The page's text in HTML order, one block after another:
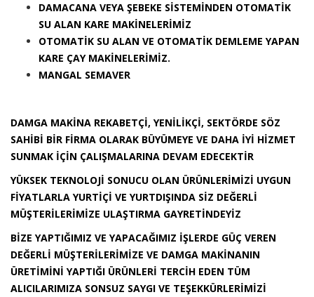
DAMACANA VEYA ŞEBEKE SİSTEMİNDEN OTOMATİK
SU ALAN KARE MAKİNELERİMİZ
OTOMATİK SU ALAN VE OTOMATİK DEMLEME YAPAN
KARE ÇAY MAKİNELERİMİZ.
MANGAL SEMAVER
DAMGA MAKİNA REKABETÇİ, YENİLİKÇİ, SEKTÖRDE SÖZ
SAHİBİ BİR FİRMA OLARAK BÜYÜMEYE VE DAHA İYİ HİZMET
SUNMAK İÇİN ÇALIŞMALARINA DEVAM EDECEKTİR
YÜKSEK TEKNOLOJİ SONUCU OLAN ÜRÜNLERİMİZİ UYGUN
FİYATLARLA YURTİÇİ VE YURTDIŞINDA SİZ DEĞERLİ
MÜŞTERİLERİMİZE ULAŞTIRMA GAYRETİNDEYİZ
BİZE YAPTIĞIMIZ VE YAPACAĞIMIZ İŞLERDE GÜÇ VEREN
DEĞERLİ MÜŞTERİLERİMİZE VE DAMGA MAKİNANIN
ÜRETİMİNİ YAPTIĞI ÜRÜNLERİ TERCİH EDEN TÜM
ALICILARIMIZA SONSUZ SAYGI VE TEŞEKKÜRLERİMİZİ